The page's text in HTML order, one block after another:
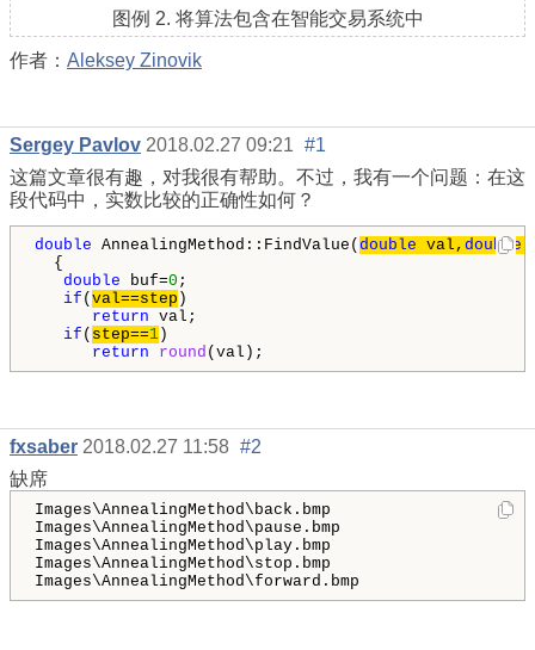
图例 2. 将算法包含在智能交易系统中
作者： Aleksey Zinovik
Sergey Pavlov 2018.02.27 09:21 #1
这篇文章很有趣，对我很有帮助。不过，我有一个问题：在这
段代码中，实数比较的正确性如何？
double AnnealingMethod::FindValue( double val, double
{
double buf=0 ;
if ( val==step )
return val;
if ( step==1 )
return
round (val);
fxsaber 2018.02.27 11:58 #2
缺席
Images\AnnealingMethod\back.bmp
Images\AnnealingMethod\pause.bmp
Images\AnnealingMethod\play.bmp
Images\AnnealingMethod\stop.bmp
Images\AnnealingMethod\forward.bmp